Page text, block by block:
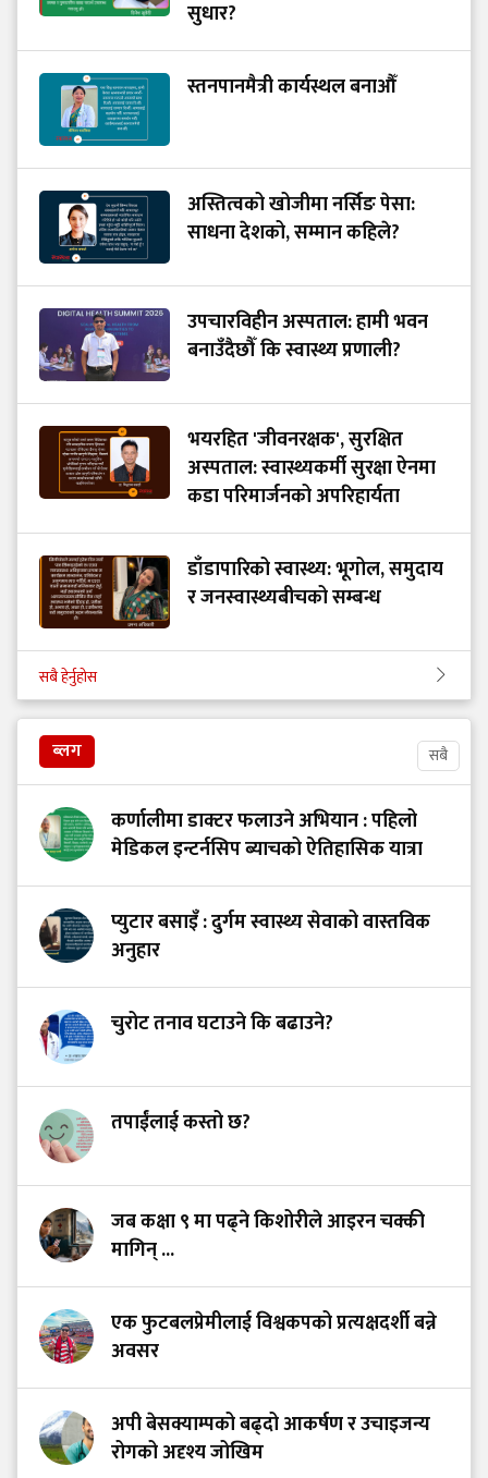
सुधार?
स्तनपानमैत्री कार्यस्थल बनाऔँ
अस्तित्वको खोजीमा नर्सिङ पेसा:
साधना देशको, सम्मान कहिले?
उपचारविहीन अस्पताल: हामी भवन
बनाउँदैछौँ कि स्वास्थ्य प्रणाली?
भयरहित 'जीवनरक्षक', सुरक्षित
अस्पताल: स्वास्थ्यकर्मी सुरक्षा ऐनमा
कडा परिमार्जनको अपरिहार्यता
डाँडापारिको स्वास्थ्य: भूगोल, समुदाय
र जनस्वास्थ्यबीचको सम्बन्ध
सबै हेर्नुहोस
ब्लग सबै
कर्णालीमा डाक्टर फलाउने अभियान : पहिलो
मेडिकल इन्टर्नसिप ब्याचको ऐतिहासिक यात्रा
प्युटार बसाइँ : दुर्गम स्वास्थ्य सेवाको वास्तविक
अनुहार
चुरोट तनाव घटाउने कि बढाउने?
तपाईंलाई कस्तो छ?
जब कक्षा ९ मा पढ्ने किशोरीले आइरन चक्की
मागिन् ...
एक फुटबलप्रेमीलाई विश्वकपको प्रत्यक्षदर्शी बन्ने
अवसर
अपी बेसक्याम्पको बढ्दो आकर्षण र उचाइजन्य
रोगको अदृश्य जोखिम